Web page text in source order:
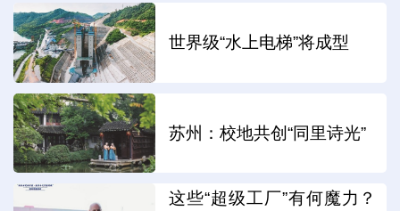
世界级“水上电梯”将成型
苏州：校地共创“同里诗光”
这些“超级工厂”有何魔力？